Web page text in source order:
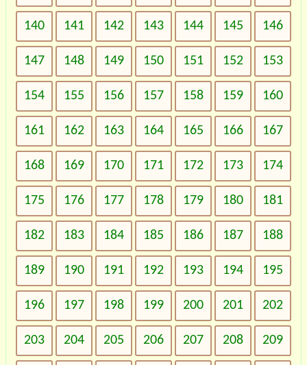
140 141 142 143 144 145 146
147 148 149 150 151 152 153
154 155 156 157 158 159 160
161 162 163 164 165 166 167
168 169 170 171 172 173 174
175 176 177 178 179 180 181
182 183 184 185 186 187 188
189 190 191 192 193 194 195
196 197 198 199 200 201 202
203 204 205 206 207 208 209